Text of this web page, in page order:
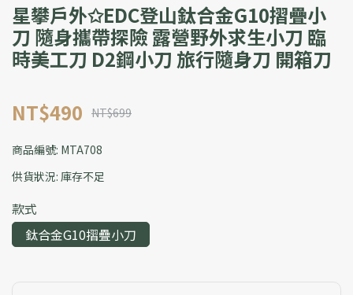
星攀戶外✩EDC登山鈦合金G10摺疊小
刀 隨身攜帶探險 露營野外求生小刀 臨
時美工刀 D2鋼小刀 旅行隨身刀 開箱刀
NT$490 NT$699
商品編號: MTA708
供貨狀況: 庫存不足
款式
鈦合金G10摺疊小刀